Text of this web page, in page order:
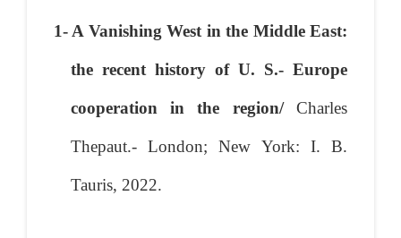
1- A Vanishing West in the Middle East:
the recent history of U. S.- Europe
cooperation in the region/ Charles
Thepaut.- London; New York: I. B.
Tauris, 2022.